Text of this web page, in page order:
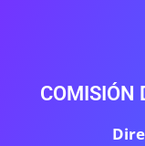
COMISIÓN